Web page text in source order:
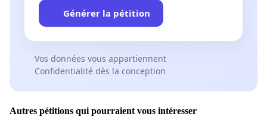
Générer la pétition
Vos données vous appartiennent
Confidentialité dès la conception
Autres pétitions qui pourraient vous intéresser